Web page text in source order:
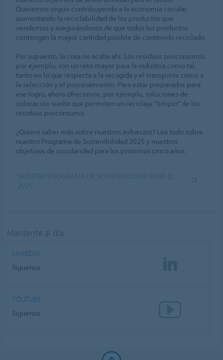
Queremos seguir contribuyendo a la economía circular
aumentando la reciclabilidad de los productos que
vendemos y asegurándonos de que todos los productos
contengan la mayor cantidad posible de contenido reciclado.
Por supuesto, la cosa no acaba ahí. Los residuos posconsumo,
por ejemplo, son un reto mayor para la industria como tal,
tanto en lo que respecta a la recogida y el transporte como a
la selección y el procesamiento. Para estar preparados para
ese logro, ahora ofrecemos, por ejemplo, soluciones de
colocación suelta que permiten un reciclaje "limpio" de los
residuos posconsumo.
¿Quiere saber más sobre nuestros esfuerzos? Lea todo sobre
nuestro Programa de Sostenibilidad 2025 y nuestros
objetivos de circularidad para los próximos cinco años:
Mantente al día
LINKEDIN
Siguenos
YOUTUBE
Siguenos